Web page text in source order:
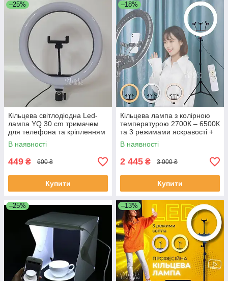
–25%
Кільцева світлодіодна Led-
лампа YQ 30 cm тримачем
для телефона та кріпленням
під штатив — QX-300, чорна
В наявності
449 ₴ 600 ₴
Купити
–18%
Кільцева лампа з колірною
температурою 2700К – 6500К
та 3 режимами яскравості +
штатив RL-21KT
В наявності
2 445 ₴ 3 000 ₴
Купити
–25% –13%